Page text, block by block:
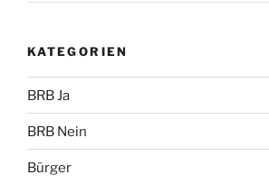
KATEGORIEN
BRB Ja
BRB Nein
Bürger